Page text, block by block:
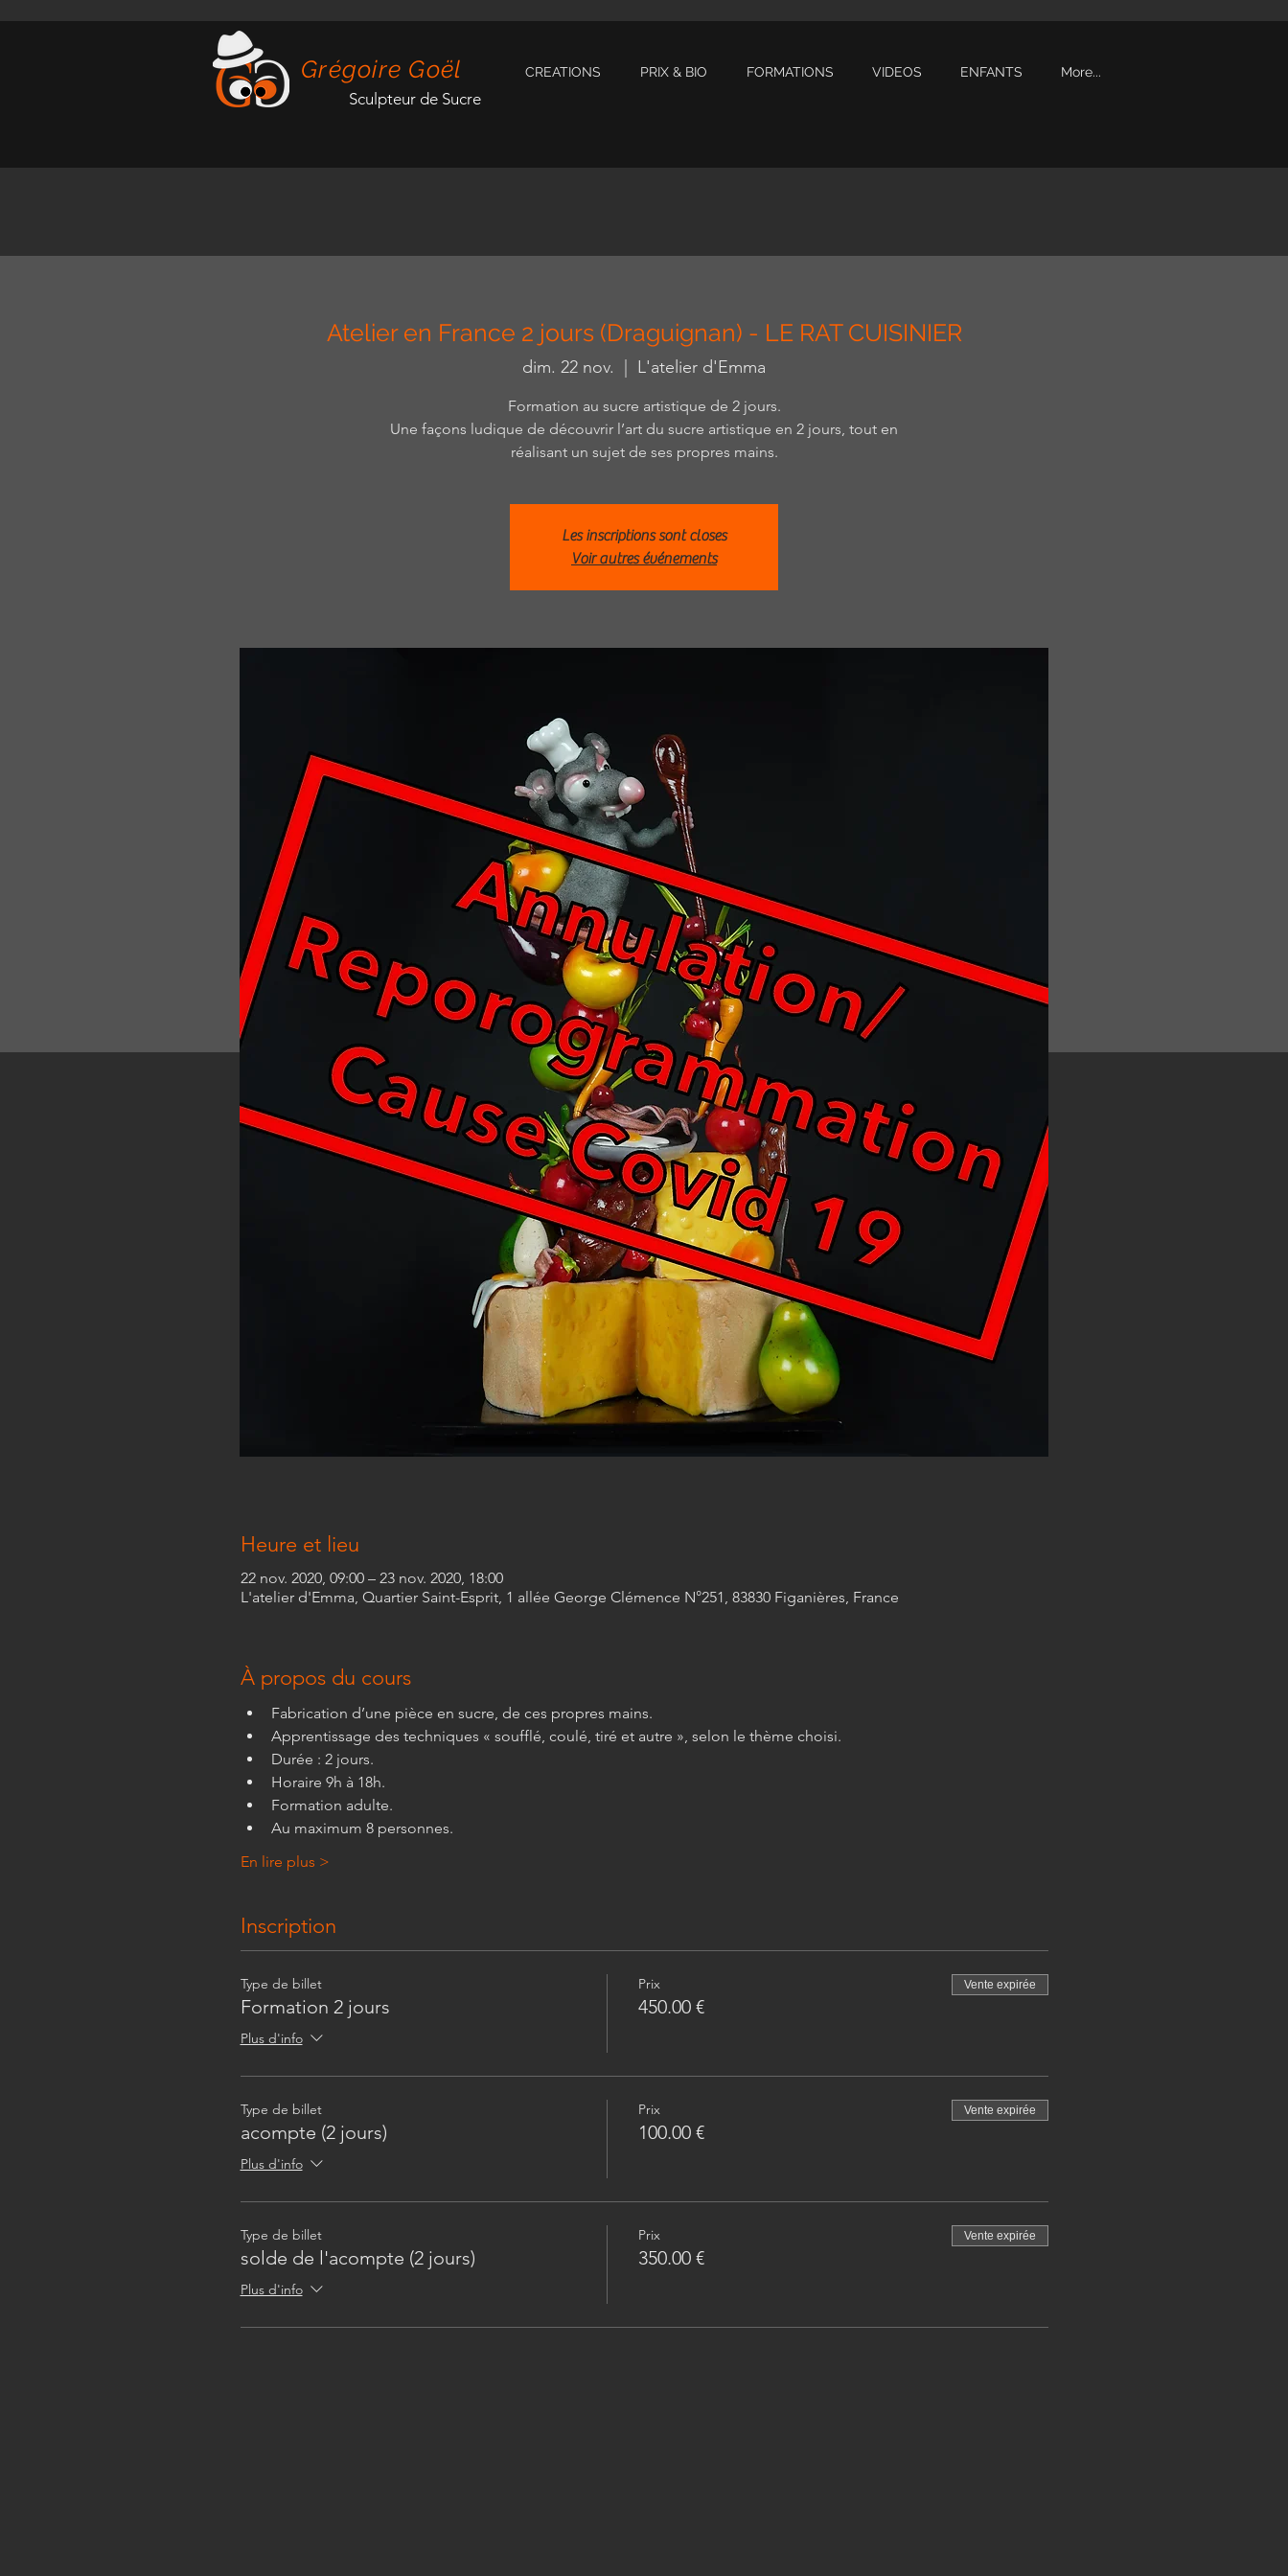
CREATIONS PRIX & BIO FORMATIONS VIDEOS ENFANTS More...
Grégoire Goël
Sculpteur de Sucre
Atelier en France 2 jours (Draguignan) - LE RAT CUISINIER
dim. 22 nov. L'atelier d'Emma
Formation au sucre artistique de 2 jours.
Une façons ludique de découvrir l’art du sucre artistique en 2 jours, tout en
réalisant un sujet de ses propres mains.
Les inscriptions sont closes
Voir autres événements
Heure et lieu
22 nov. 2020, 09:00 – 23 nov. 2020, 18:00
L'atelier d'Emma, Quartier Saint-Esprit, 1 allée George Clémence N°251, 83830 Figanières, France
À propos du cours
Fabrication d’une pièce en sucre, de ces propres mains.
Apprentissage des techniques « soufflé, coulé, tiré et autre », selon le thème choisi.
Durée : 2 jours.
Horaire 9h à 18h.
Formation adulte.
Au maximum 8 personnes.
En lire plus >
Inscription
Type de billet
Formation 2 jours
Plus d'info
Prix
450.00 €
Vente expirée
Type de billet
acompte (2 jours)
Plus d'info
Prix
100.00 €
Vente expirée
Type de billet
solde de l'acompte (2 jours)
Plus d'info
Prix
350.00 €
Vente expirée